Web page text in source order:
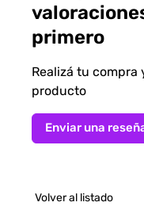
primero
Realizá tu compra
producto
Enviar una
Volver al listado